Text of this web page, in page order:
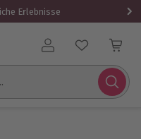
Erlebnisse
Benutzerkonto